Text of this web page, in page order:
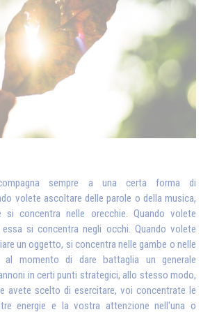
sempre a una certa forma di
volete ascoltare delle parole o della musica,
concentra nelle orecchie. Quando volete
si concentra negli occhi. Quando volete
un oggetto, si concentra nelle gambe o nelle
al momento di dare battaglia un generale
in certi punti strategici, allo stesso modo,
avete scelto di esercitare, voi concentrate le
energie e la vostra attenzione nell'una o